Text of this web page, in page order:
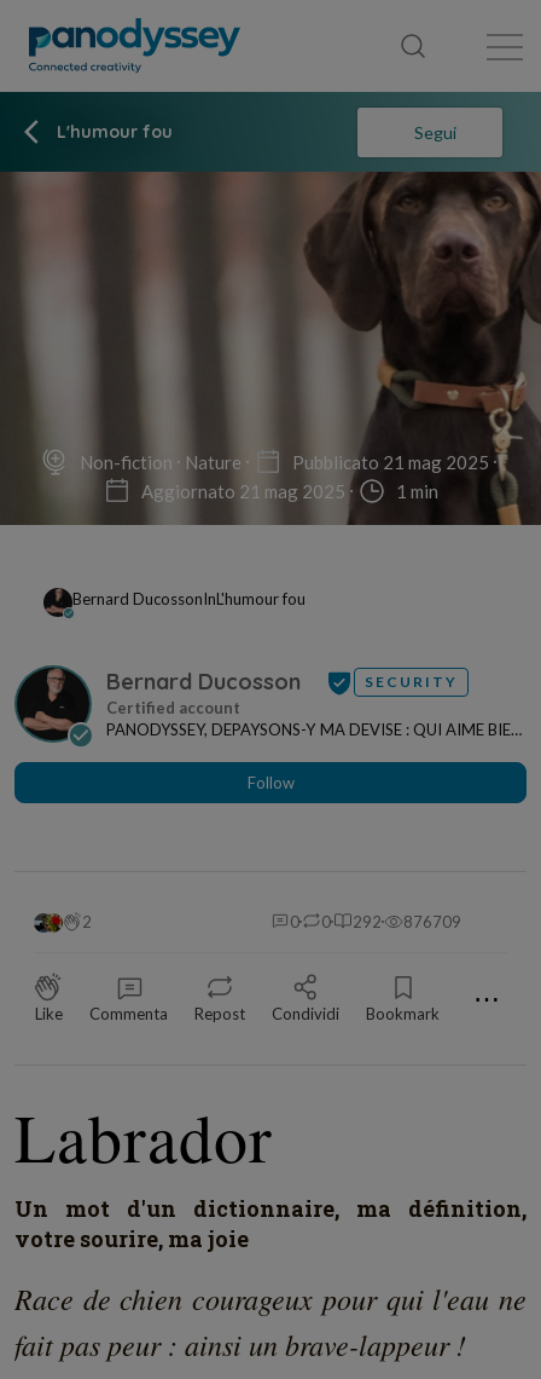
L'humour fou Segui
Non-fiction Nature
Pubblicato 21 mag 2025
Aggiornato 21 mag 2025
1 min
Bernard DucossonInL'humour fou
Bernard Ducosson SECURITY
PANODYSSEY, DEPAYSONS-Y MA DEVISE : QUI AIME BIEN,
Follow
2 0 0 292 876709
Like Commenta Repost Condividi Bookmark ⋯
Labrador
Un mot d'un dictionnaire, ma définition,
votre sourire, ma joie
Race de chien courageux pour qui l'eau ne
fait pas peur : ainsi un brave-lappeur !